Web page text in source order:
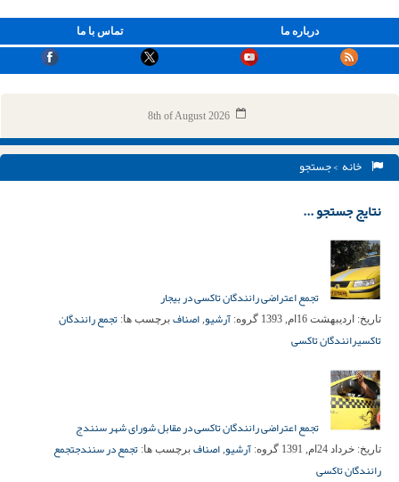
تماس با ما درباره ما
8th of August 2026
خانه > جستجو
نتایج جستجو ...
تجمع اعتراضی رانندگان تاکسی در بیجار
تاریخ: اردیبهشت 16ام, 1393 گروه: آرشیو, اصناف برچسب ها: تجمع رانندگان
تاکسیرانندگان تاکسی
تجمع اعتراضی رانندگان تاکسی در مقابل شورای شهر سنندج
تاریخ: خرداد 24ام, 1391 گروه: آرشیو, اصناف برچسب ها: تجمع در سنندجتجمع
رانندگان تاکسی